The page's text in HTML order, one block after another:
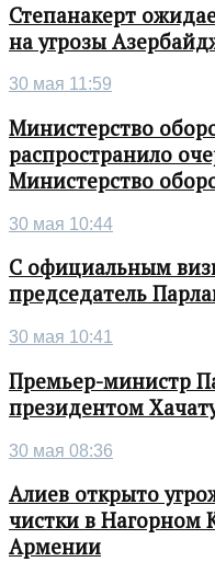
Степанакерт
на угрозы
30 мая 11:59
Министерство
распространило
Министерство
30 мая 10:44
С официальным
председатель
30 мая 10:41
Премьер-министр
президентом
30 мая 08:36
Алиев открыто
чистки в Нагорном
Армении